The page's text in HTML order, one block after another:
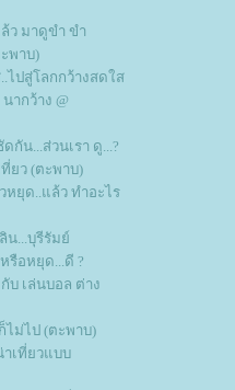
ล้ว มาดูขำ ขำ
พาบ)
ไปสู่โลกกว้างสดใส
ากว้าง @
กัน...ส่วนเรา ดู...?
ที่ยว (ตะพาบ)
หยุด..แล้ว ทำอะไร
น...บุรีรัมย์
หรือหยุด...ดี ?
กับ เล่นบอล ต่าง
ไม่ไป (ตะพาบ)
าเที่ยวแบบ